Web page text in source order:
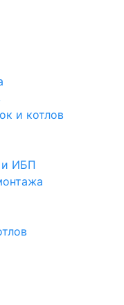
и котлов
и ИБП